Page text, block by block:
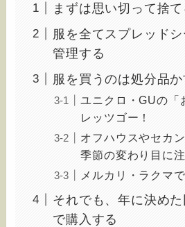
まずは思い切って捨て
服を全てスプレッド
管理する
服を買うのは処分品
ユニクロ・GUの「
レッツゴー！
オフハウスやセカ
季節の変わり目に注
メルカリ・ラクマ
それでも、年に決め
で購入する